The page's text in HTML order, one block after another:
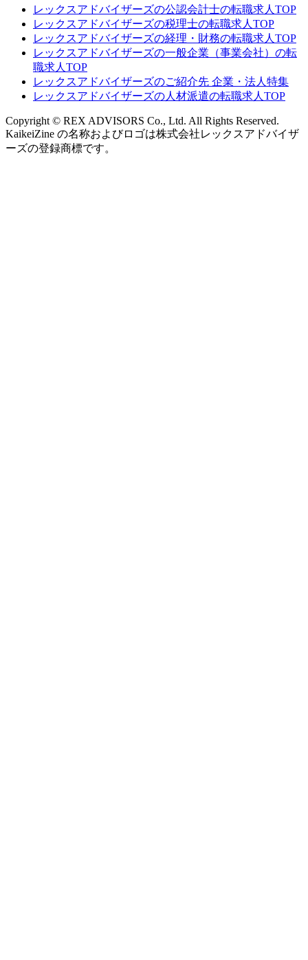
レックスアドバイザーズの公認会計士の転職求人TOP
レックスアドバイザーズの税理士の転職求人TOP
レックスアドバイザーズの経理・財務の転職求人TOP
レックスアドバイザーズの一般企業（事業会社）の転
職求人TOP
レックスアドバイザーズのご紹介先 企業・法人特集
レックスアドバイザーズの人材派遣の転職求人TOP
Copyright © REX ADVISORS Co., Ltd. All Rights Reserved.
KaikeiZine の名称およびロゴは株式会社レックスアドバイザ
ーズの登録商標です。